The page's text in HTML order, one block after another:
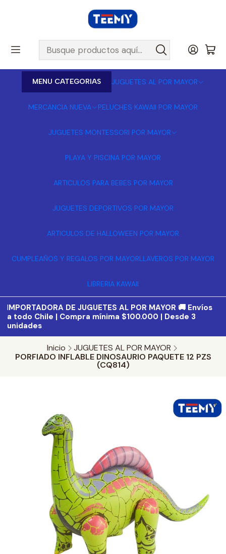
MENU CATEGORIAS JUGUETES AL POR MAYOR
MERCANCIA NUEVA PELUCHES KAWAII POR MAYOR
JUGUETES MONTESSORI POR MAYOR
PLAYA Y PISCINA POR MAYOR
ARTICULOS PARA BEBES POR MAYOR
JUGUETES DEPORTIVOS POR MAYOR
ARTICULOS DE HALLOWEEN POR MAYOR
CUMPLEAÑOS Y REGALOS POR MAYORLLAVEROS POR MAYOR
LIBRERIA KAWAII
IMPORTADORA DE JUGUETES AL POR MAYOR 🚚 Envíos
a todo Chile | Compra mínima $100.000 | Desde 3
unidades
Inicio
JUGUETES AL POR MAYOR
PORFIADO INFLABLE DINOSAURIO PAQUETE 12 PZS
(CQ814)